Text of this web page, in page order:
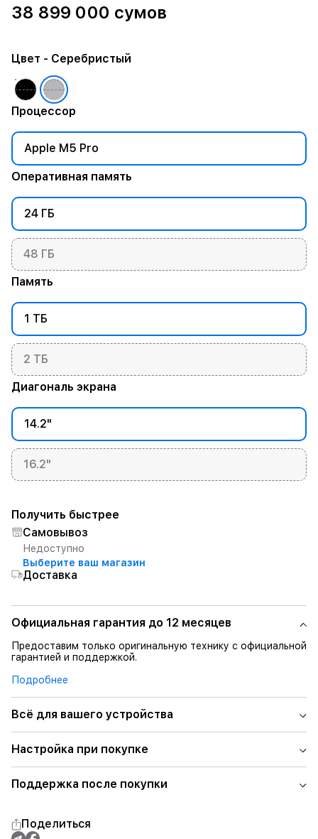
38 899 000 сумов
Процессор
Apple M5 Pro
Оперативная память
24 ГБ
48 ГБ
Память
1 ТБ
2 ТБ
Диагональ экрана
14.2"
16.2"
Цвет - Серебристый
Получить быстрее
Самовывоз
Недоступно
Выберите ваш магазин
Доставка
Официальная гарантия до 12 месяцев
Предоставим только оригинальную технику с официальной
гарантией и поддержкой.
Подробнее
Всё для вашего устройства
Настройка при покупке
Поддержка после покупки
Поделиться